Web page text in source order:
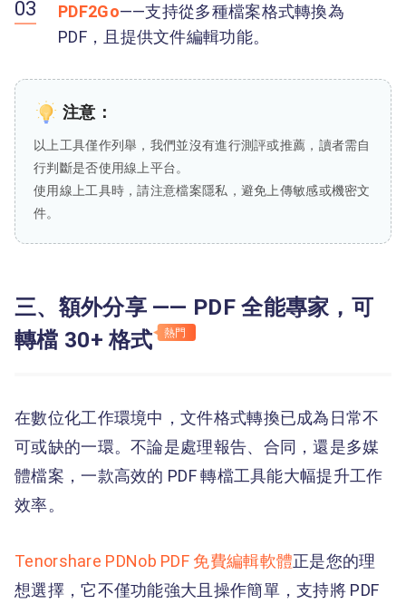
PDF2Go——支持從多種檔案格式轉換為
PDF，且提供文件編輯功能。
注意：
以上工具僅作列舉，我們並沒有進行測評或推薦，讀者需自
行判斷是否使用線上平台。
使用線上工具時，請注意檔案隱私，避免上傳敏感或機密文
件。
三、額外分享 —— PDF 全能專家，可
轉檔 30+ 格式
熱門
在數位化工作環境中，文件格式轉換已成為日常不
可或缺的一環。不論是處理報告、合同，還是多媒
體檔案，一款高效的 PDF 轉檔工具能大幅提升工作
效率。
Tenorshare PDNob PDF 免費編輯軟體正是您的理
想選擇，它不僅功能強大且操作簡單，支持將 PDF